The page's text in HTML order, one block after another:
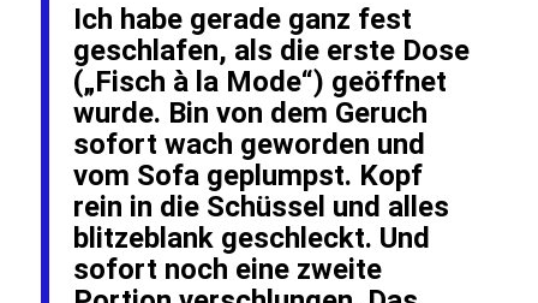
Ich habe gerade ganz fest
geschlafen, als die erste Dose
(„Fisch à la Mode“) geöffnet
wurde. Bin von dem Geruch
sofort wach geworden und
vom Sofa geplumpst. Kopf
rein in die Schüssel und alles
blitzeblank geschleckt. Und
sofort noch eine zweite